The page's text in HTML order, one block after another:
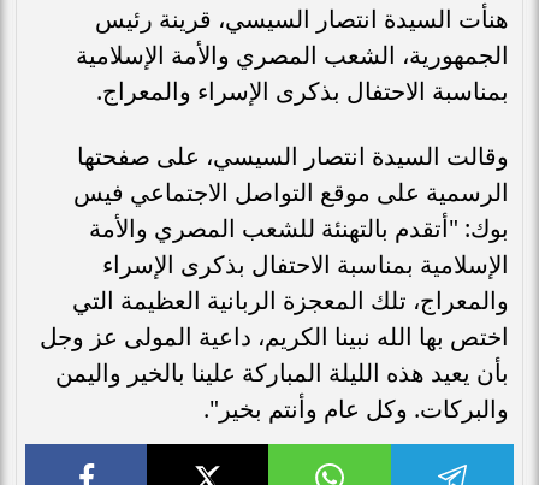
هنأت السيدة انتصار السيسي، قرينة رئيس
الجمهورية، الشعب المصري والأمة الإسلامية
بمناسبة الاحتفال بذكرى الإسراء والمعراج.
وقالت السيدة انتصار السيسي، على صفحتها
الرسمية على موقع التواصل الاجتماعي فيس
بوك: "أتقدم بالتهنئة للشعب المصري والأمة
الإسلامية بمناسبة الاحتفال بذكرى الإسراء
والمعراج، تلك المعجزة الربانية العظيمة التي
اختص بها الله نبينا الكريم، داعية المولى عز وجل
بأن يعيد هذه الليلة المباركة علينا بالخير واليمن
والبركات. وكل عام وأنتم بخير".